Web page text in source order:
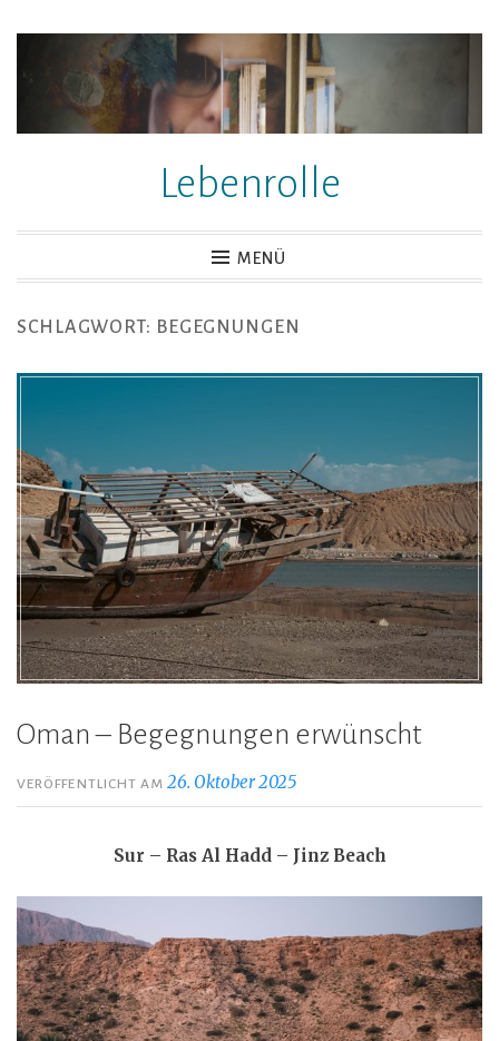
springen
Lebenrolle
MENÜ
SCHLAGWORT: BEGEGNUNGEN
Oman – Begegnungen erwünscht
VERÖFFENTLICHT AM26. Oktober 2025
Sur – Ras Al Hadd – Jinz Beach